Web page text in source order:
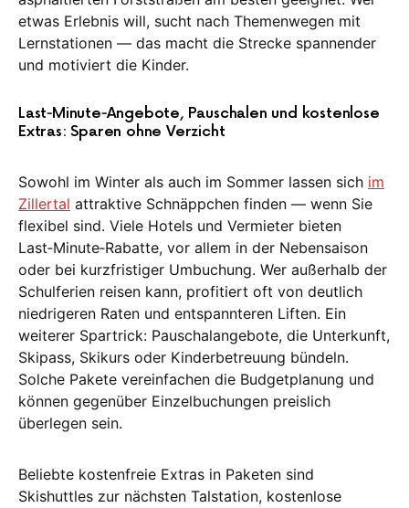
etwas Erlebnis will, sucht nach Themenwegen mit
Lernstationen — das macht die Strecke spannender
und motiviert die Kinder.
Last‑Minute‑Angebote, Pauschalen und kostenlose
Extras: Sparen ohne Verzicht
Sowohl im Winter als auch im Sommer lassen sich im
Zillertal attraktive Schnäppchen finden — wenn Sie
flexibel sind. Viele Hotels und Vermieter bieten
Last‑Minute‑Rabatte, vor allem in der Nebensaison
oder bei kurzfristiger Umbuchung. Wer außerhalb der
Schulferien reisen kann, profitiert oft von deutlich
niedrigeren Raten und entspannteren Liften. Ein
weiterer Spartrick: Pauschalangebote, die Unterkunft,
Skipass, Skikurs oder Kinderbetreuung bündeln.
Solche Pakete vereinfachen die Budgetplanung und
können gegenüber Einzelbuchungen preislich
überlegen sein.
Beliebte kostenfreie Extras in Paketen sind
Skishuttles zur nächsten Talstation, kostenlose